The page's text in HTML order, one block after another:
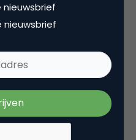
onUnsplash
de serie
nieuwsbrief
nieuwsbrief